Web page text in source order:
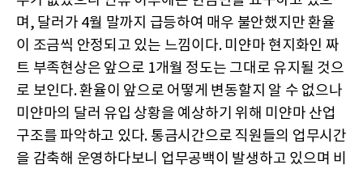
며, 달러가 4월 말까지 급등하여 매우 불안했지만 환율
이 조금씩 안정되고 있는 느낌이다. 미얀마 현지화인 짜
트 부족현상은 앞으로 1개월 정도는 그대로 유지될 것으
로 보인다. 환율이 앞으로 어떻게 변동할지 알 수 없으나
미얀마의 달러 유입 상황을 예상하기 위해 미얀마 산업
구조를 파악하고 있다. 통금시간으로 직원들의 업무시간
을 감축해 운영하다보니 업무공백이 발생하고 있으며 비